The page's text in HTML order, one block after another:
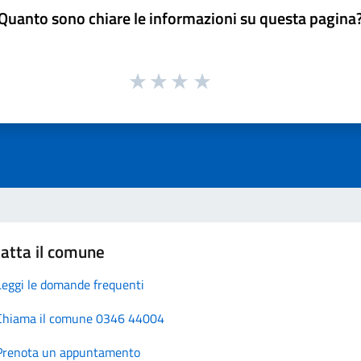
sono chiare le informazioni su questa
il comune
le domande frequenti
il comune 0346 44004
un appuntamento